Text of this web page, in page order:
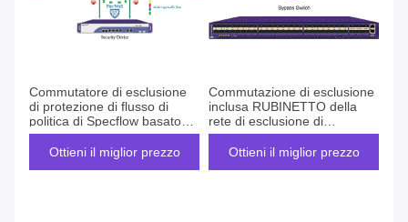
Commutatore di esclusione
di protezione di flusso di
politica di Specflow basato
sui venditori del mediatore
del pacchetto della rete
Ottieni il miglior prezzo
Commutazione di esclusione
inclusa RUBINETTO della
rete di esclusione di
NetTAP® per la gestione
della rete
Ottieni il miglior prezzo